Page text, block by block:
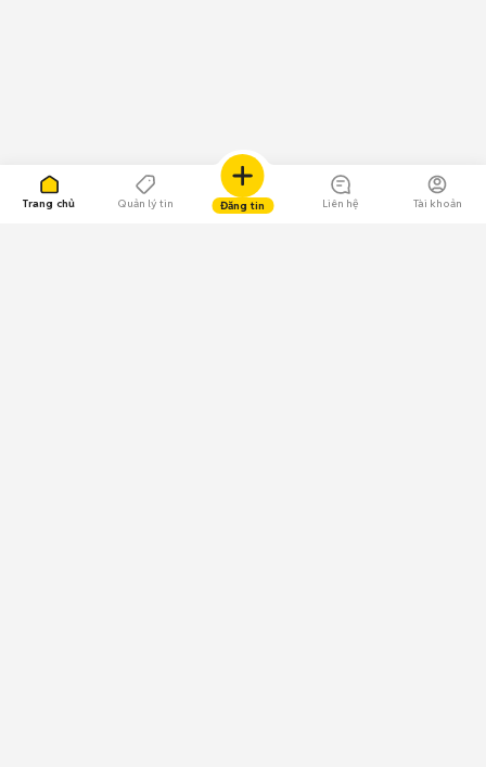
Trang chủ Quản lý tin Đăng tin Liên hệ Tài khoản